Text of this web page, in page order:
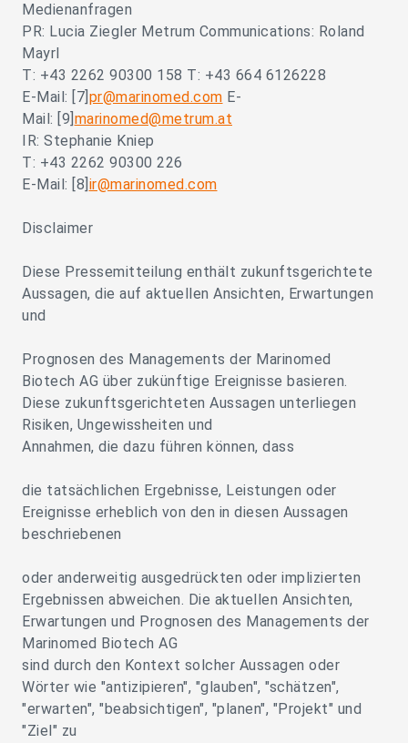
Medienanfragen
PR: Lucia Ziegler Metrum Communications: Roland
Mayrl
T: +43 2262 90300 158 T: +43 664 6126228
E-Mail: [7] pr@marinomed.com E-
Mail: [9] marinomed@metrum.at
IR: Stephanie Kniep
T: +43 2262 90300 226
E-Mail: [8] ir@marinomed.com
Disclaimer
Diese Pressemitteilung enthält zukunftsgerichtete
Aussagen, die auf aktuellen Ansichten, Erwartungen
und
Prognosen des Managements der Marinomed
Biotech AG über zukünftige Ereignisse basieren.
Diese zukunftsgerichteten Aussagen unterliegen
Risiken, Ungewissheiten und
Annahmen, die dazu führen können, dass
die tatsächlichen Ergebnisse, Leistungen oder
Ereignisse erheblich von den in diesen Aussagen
beschriebenen
oder anderweitig ausgedrückten oder implizierten
Ergebnissen abweichen. Die aktuellen Ansichten,
Erwartungen und Prognosen des Managements der
Marinomed Biotech AG
sind durch den Kontext solcher Aussagen oder
Wörter wie "antizipieren", "glauben", "schätzen",
"erwarten", "beabsichtigen", "planen", "Projekt" und
"Ziel" zu